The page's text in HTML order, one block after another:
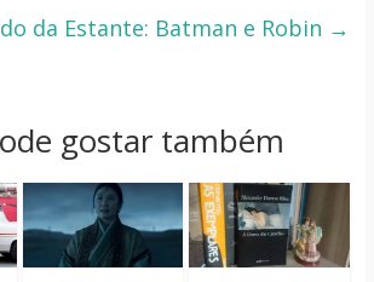
da Estante: Batman e Robin →
gostar também